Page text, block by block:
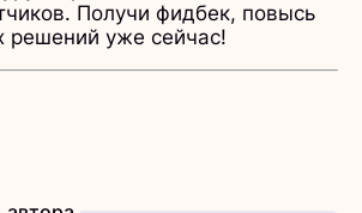
Получи фидбек, повысь
решений уже сейчас!